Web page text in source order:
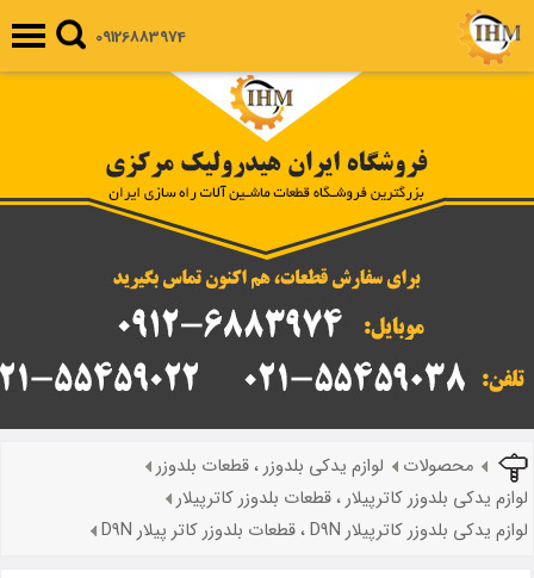
09126883974
محصولات
لوازم یدکی بلدوزر ، قطعات بلدوزر
لوازم یدکی بلدوزر کاترپیلار ، قطعات بلدوزر کاترپیلار
لوازم یدکی بلدوزر کاترپیلار D9N ، قطعات بلدوزر کاتر پیلار D9N